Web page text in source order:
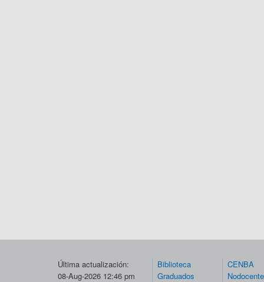
Última actualización:
08-Aug-2026 12:46 pm
Biblioteca
Graduados
CENBA